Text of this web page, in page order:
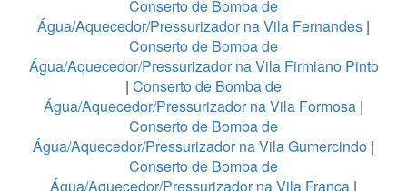
Conserto de Bomba de
Água/Aquecedor/Pressurizador na Vila Fernandes |
Conserto de Bomba de
Água/Aquecedor/Pressurizador na Vila Firmiano Pinto
| Conserto de Bomba de
Água/Aquecedor/Pressurizador na Vila Formosa |
Conserto de Bomba de
Água/Aquecedor/Pressurizador na Vila Gumercindo |
Conserto de Bomba de
Água/Aquecedor/Pressurizador na Vila França |